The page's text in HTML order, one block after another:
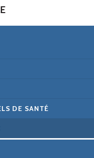
DE SANTÉ